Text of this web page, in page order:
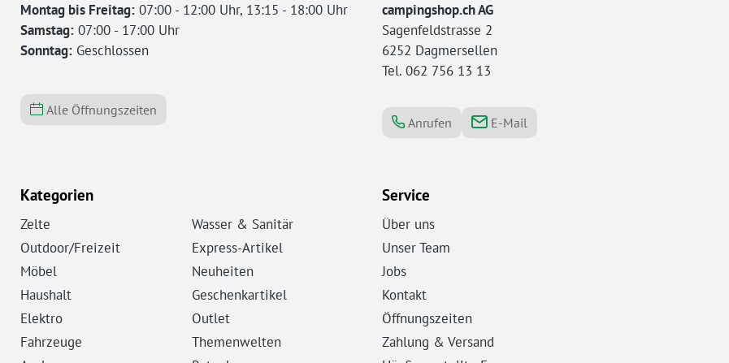
Montag bis Freitag: 07:00 - 12:00 Uhr, 13:15 - 18:00 Uhr
Samstag: 07:00 - 17:00 Uhr
Sonntag: Geschlossen
Alle Öffnungszeiten
campingshop.ch AG
Sagenfeldstrasse 2
6252 Dagmersellen
Tel. 062 756 13 13
Anrufen E-Mail
Kategorien
Zelte
Outdoor/Freizeit
Möbel
Haushalt
Elektro
Fahrzeuge
Wasser & Sanitär
Express-Artikel
Neuheiten
Geschenkartikel
Outlet
Themenwelten
Service
Über uns
Unser Team
Jobs
Kontakt
Öffnungszeiten
Zahlung & Versand